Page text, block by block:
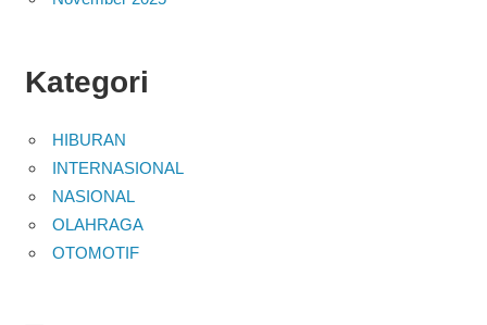
Kategori
HIBURAN
INTERNASIONAL
NASIONAL
OLAHRAGA
OTOMOTIF